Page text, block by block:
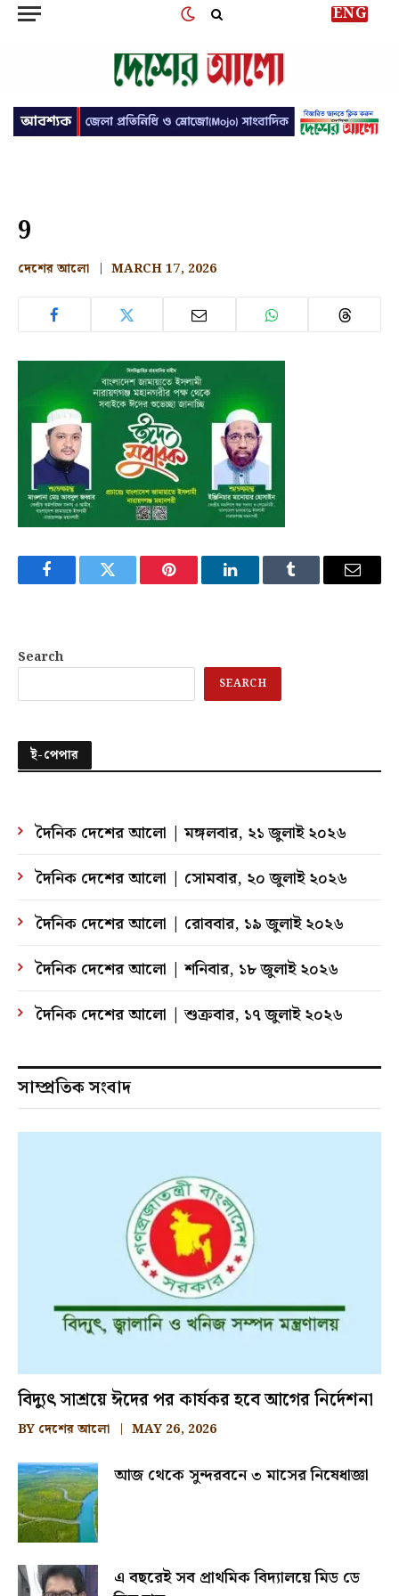
ENG
9
দেশের আলো MARCH 17, 2026
FacebookTwitter Pinterest LinkedInTumblr Email
Search
SEARCH
ই-পেপার
দৈনিক দেশের আলো | মঙ্গলবার, ২১ জুলাই ২০২৬
দৈনিক দেশের আলো | সোমবার, ২০ জুলাই ২০২৬
দৈনিক দেশের আলো | রোববার, ১৯ জুলাই ২০২৬
দৈনিক দেশের আলো | শনিবার, ১৮ জুলাই ২০২৬
দৈনিক দেশের আলো | শুক্রবার, ১৭ জুলাই ২০২৬
সাম্প্রতিক সংবাদ
বিদ্যুৎ সাশ্রয়ে ঈদের পর কার্যকর হবে আগের নির্দেশনা
BY দেশের আলো MAY 26, 2026
আজ থেকে সুন্দরবনে ৩ মাসের নিষেধাজ্ঞা
এ বছরেই সব প্রাথমিক বিদ্যালয়ে মিড ডে